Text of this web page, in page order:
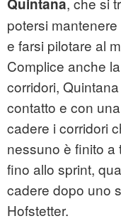
Quintana
potersi
e farsi pilotare al
Complice anche
corridori,
contatto e con
cadere i corridori
nessuno è finito a
fino allo sprint,
cadere dopo uno
Hofstetter.